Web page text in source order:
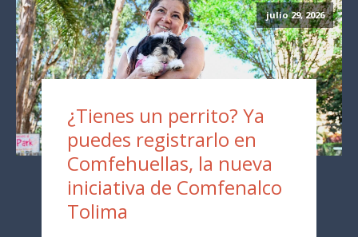
julio 29, 2026
¿Tienes un perrito? Ya
puedes registrarlo en
Comfehuellas, la nueva
iniciativa de Comfenalco
Tolima